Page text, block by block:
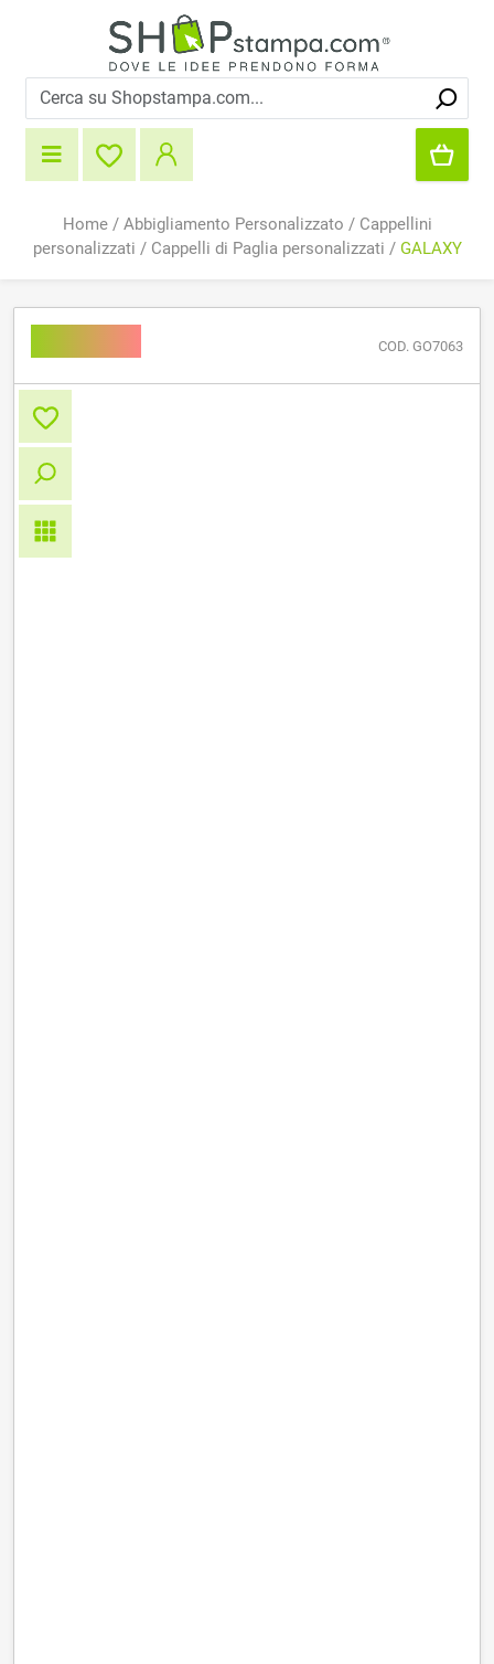
Home/ Abbigliamento Personalizzato / Cappellini
personalizzati / Cappelli di Paglia personalizzati / GALAXY
COD. GO7063